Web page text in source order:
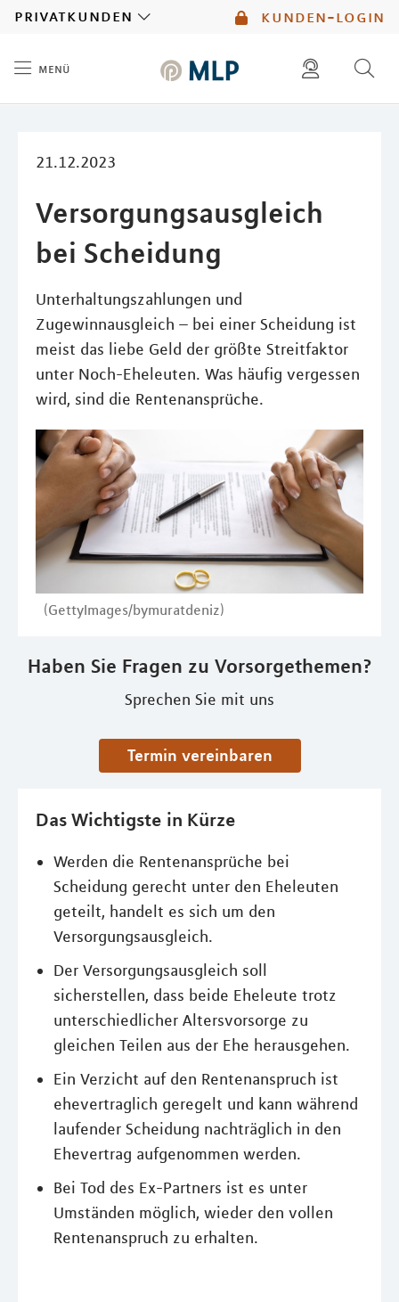
kunden-login
privatkunden
menü
21.12.2023
Versorgungsausgleich
bei Scheidung
Unterhaltungszahlungen und
Zugewinnausgleich – bei einer Scheidung ist
meist das liebe Geld der größte Streitfaktor
unter Noch-Eheleuten. Was häufig vergessen
wird, sind die Rentenansprüche.
(GettyImages/bymuratdeniz)
Haben Sie Fragen zu Vorsorgethemen?
Sprechen Sie mit uns
Termin vereinbaren
Das Wichtigste in Kürze
Werden die Rentenansprüche bei
Scheidung gerecht unter den Eheleuten
geteilt, handelt es sich um den
Versorgungsausgleich.
Der Versorgungsausgleich soll
sicherstellen, dass beide Eheleute trotz
unterschiedlicher Altersvorsorge zu
gleichen Teilen aus der Ehe herausgehen.
Ein Verzicht auf den Rentenanspruch ist
ehevertraglich geregelt und kann während
laufender Scheidung nachträglich in den
Ehevertrag aufgenommen werden.
Bei Tod des Ex-Partners ist es unter
Umständen möglich, wieder den vollen
Rentenanspruch zu erhalten.